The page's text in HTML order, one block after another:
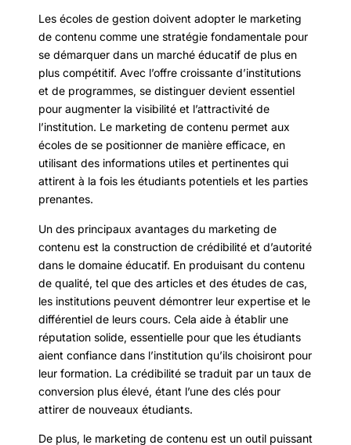
Les écoles de gestion doivent adopter le marketing
de contenu comme une stratégie fondamentale pour
se démarquer dans un marché éducatif de plus en
plus compétitif. Avec l’offre croissante d’institutions
et de programmes, se distinguer devient essentiel
pour augmenter la visibilité et l’attractivité de
l’institution. Le marketing de contenu permet aux
écoles de se positionner de manière efficace, en
utilisant des informations utiles et pertinentes qui
attirent à la fois les étudiants potentiels et les parties
prenantes.
Un des principaux avantages du marketing de
contenu est la construction de crédibilité et d’autorité
dans le domaine éducatif. En produisant du contenu
de qualité, tel que des articles et des études de cas,
les institutions peuvent démontrer leur expertise et le
différentiel de leurs cours. Cela aide à établir une
réputation solide, essentielle pour que les étudiants
aient confiance dans l’institution qu’ils choisiront pour
leur formation. La crédibilité se traduit par un taux de
conversion plus élevé, étant l’une des clés pour
attirer de nouveaux étudiants.
De plus, le marketing de contenu est un outil puissant